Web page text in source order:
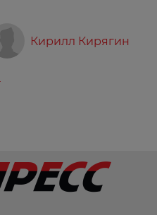
Кирилл Кирягин